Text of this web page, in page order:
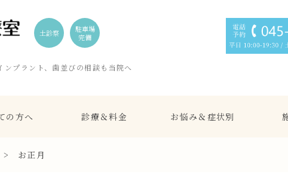
土診察
駐車場
完備
プラント、歯並びの相談も当院へ
の方へ 診療＆料金 お悩み＆症状別
> お正月